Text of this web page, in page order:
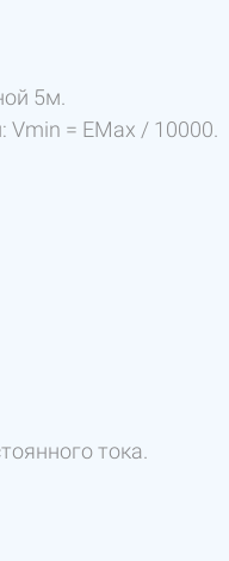
5м.
= EMax / 10000.
тока.